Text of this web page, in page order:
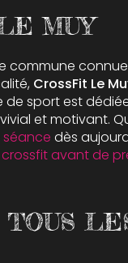
MUY
commune
CrossFit Le
de sport est
et motivant.
séance dès
avant de
TOUS